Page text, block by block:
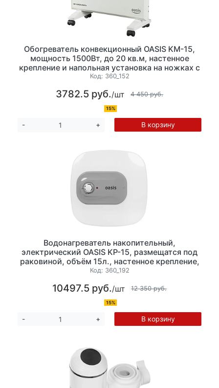
Обогреватель конвекционный OASIS KM-15,
мощность 1500Вт, до 20 кв.м, настенное
крепление и напольная установка на ножках с
колесиками, механическое управление, цвет
Код: 360_152
3782.5 руб./шт 4 450 руб.
15%
- + В корзину
Водонагреватель накопительный,
электрический OASIS KP-15, размещатся под
раковиной, объём 15л., настенное крепление,
мощность 1500Вт. Минимальная температура
°С. Размеры:38.5 x 38 х 30,8 см.
Код: 360_192
10497.5 руб./шт 12 350 руб.
15%
- + В корзину